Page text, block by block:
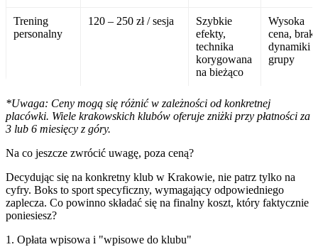
Trening
personalny
120 – 250 zł / sesja
Szybkie
efekty,
technika
korygowana
na bieżąco
Wysoka
cena, brak
dynamiki
grupy
*Uwaga: Ceny mogą się różnić w zależności od konkretnej
placówki. Wiele krakowskich klubów oferuje zniżki przy płatności za
3 lub 6 miesięcy z góry.
Na co jeszcze zwrócić uwagę, poza ceną?
Decydując się na konkretny klub w Krakowie, nie patrz tylko na
cyfry. Boks to sport specyficzny, wymagający odpowiedniego
zaplecza. Co powinno składać się na finalny koszt, który faktycznie
poniesiesz?
1. Opłata wpisowa i "wpisowe do klubu"